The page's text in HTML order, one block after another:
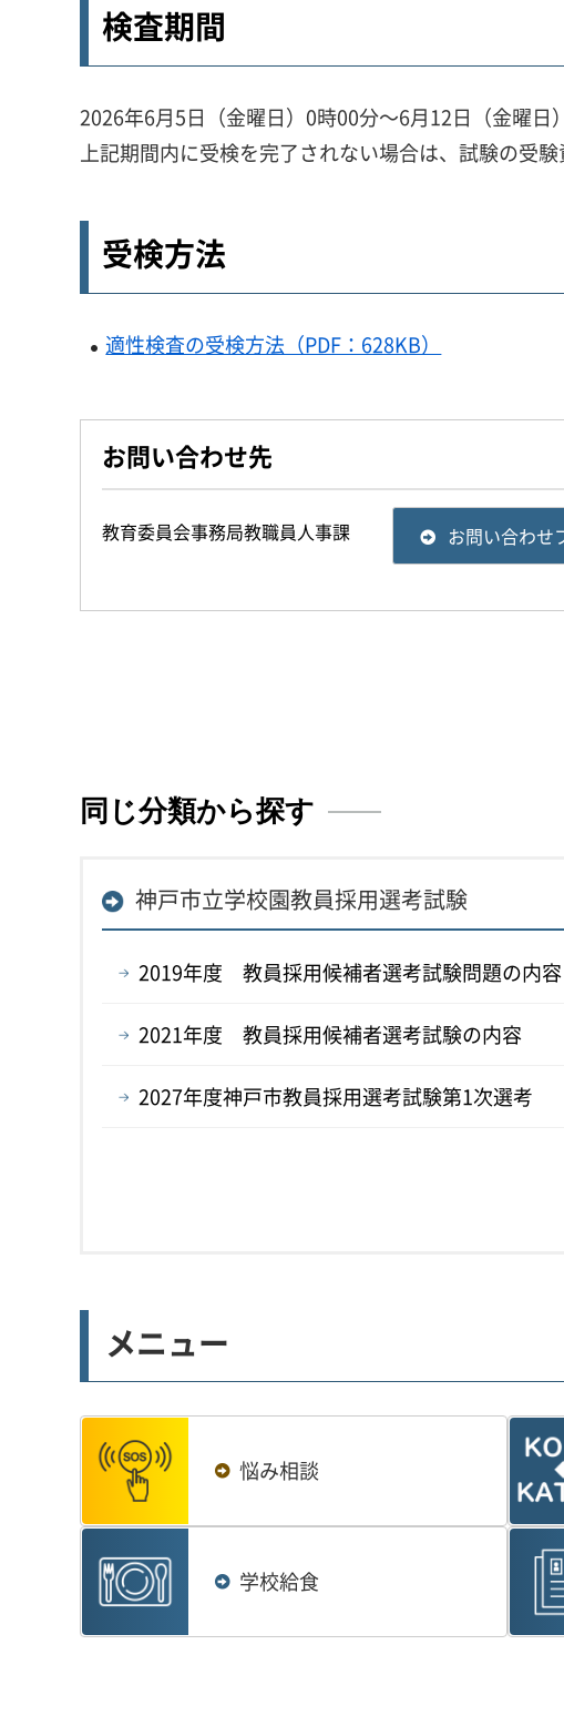
検査期間
2026年6月5日（金曜日）0時00分～6月12日（金曜日
上記期間内に受検を完了されない場合は、試験の受験
受検方法
適性検査の受検方法（PDF：628KB）
お問い合わせ先
教育委員会事務局教職員人事課 お問い合わせ
同じ分類から探す
神戸市立学校園教員採用選考試験
2019年度 教員採用候補者選考試験問題の内容
2021年度 教員採用候補者選考試験の内容
2027年度神戸市教員採用選考試験第1次選考
メニュー
悩み相談
学校給食